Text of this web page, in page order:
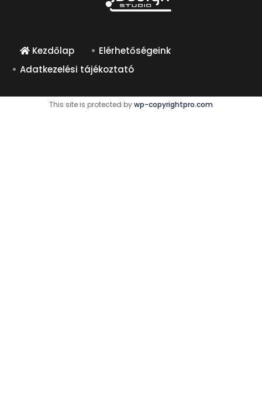
Kezdőlap
Elérhetőségeink
Adatkezelési tájékoztató
This site is protected bywp-copyrightpro.com